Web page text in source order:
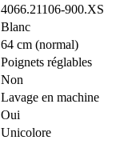
4066.21106-900.XS
Blanc
64 cm (normal)
Poignets réglables
Non
Lavage en machine
Oui
Unicolore